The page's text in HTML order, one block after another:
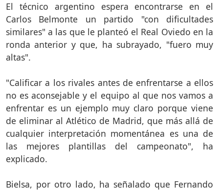
El técnico argentino espera encontrarse en el
Carlos Belmonte un partido "con dificultades
similares" a las que le planteó el Real Oviedo en la
ronda anterior y que, ha subrayado, "fuero muy
altas".
"Calificar a los rivales antes de enfrentarse a ellos
no es aconsejable y el equipo al que nos vamos a
enfrentar es un ejemplo muy claro porque viene
de eliminar al Atlético de Madrid, que más allá de
cualquier interpretación momentánea es una de
las mejores plantillas del campeonato", ha
explicado.
Bielsa, por otro lado, ha señalado que Fernando